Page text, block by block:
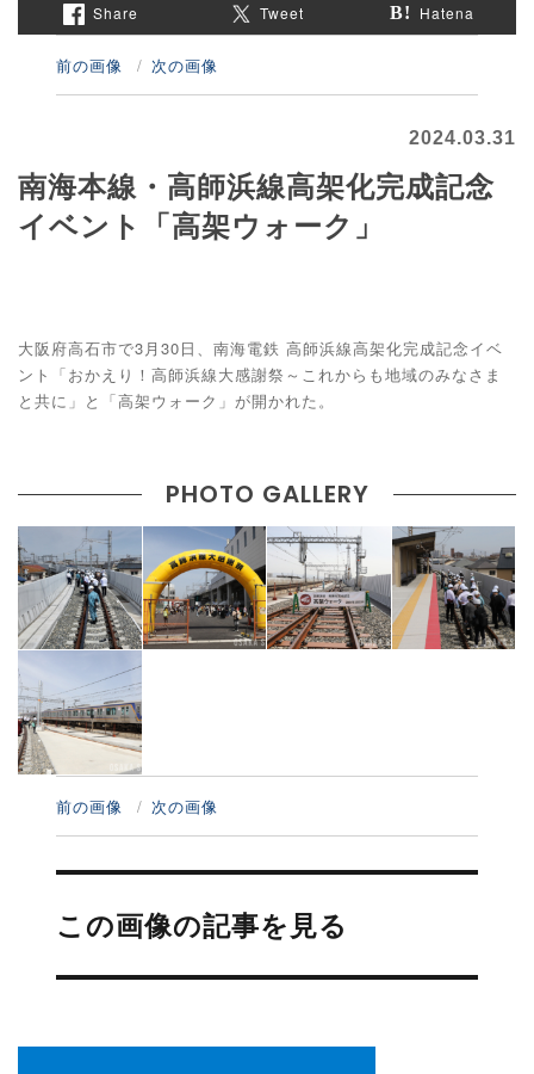
Share Tweet Hatena
前の画像 次の画像
2024.03.31
南海本線・高師浜線高架化完成記念
イベント「高架ウォーク」
大阪府高石市で3月30日、南海電鉄 高師浜線高架化完成記念イベ
ント「おかえり！高師浜線大感謝祭～これからも地域のみなさま
と共に」と「高架ウォーク」が開かれた。
PHOTO GALLERY
前の画像 次の画像
投
ナ
ビ
ー
この画像の記事を見る